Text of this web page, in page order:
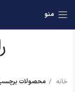
منو
خانه محصولات برچسب